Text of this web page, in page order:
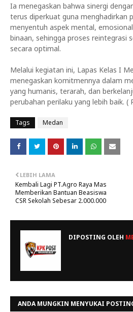
Ia menegaskan bahwa sinergi
terus diperkuat guna menghadirkan
menyentuh aspek mental,
binaan, sehingga proses reintegrasi
secara optimal.
Melalui kegiatan ini, Lapas Kelas I
menegaskan komitmennya dalam
yang humanis, terarah, dan
perubahan perilaku yang lebih baik. (
Tags Medan
LEBIH LAMA
Kembali Lagi PT.Agro Raya Mas
Memberikan Bantuan Beasiswa
CSR Sekolah Sebesar 2.000.000
DIPOSTING OLEH
ANDA MUNGKIN MENYUKAI